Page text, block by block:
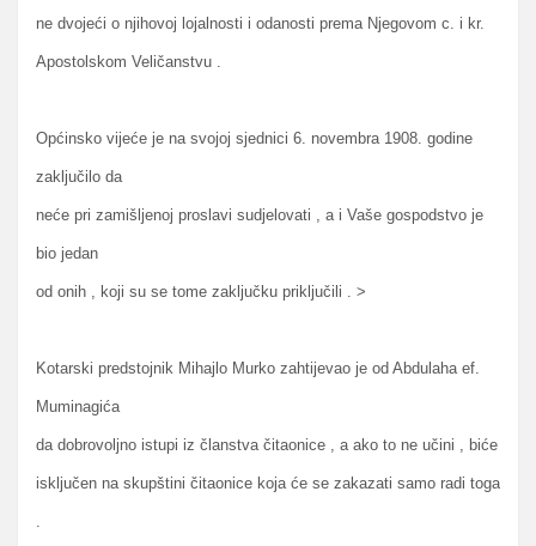
ne dvojeći o njihovoj lojalnosti i odanosti prema Njegovom c. i kr.
Apostolskom Veličanstvu .
Općinsko vijeće je na svojoj sjednici 6. novembra 1908. godine
zaključilo da
neće pri zamišljenoj proslavi sudjelovati , a i Vaše gospodstvo je
bio jedan
od onih , koji su se tome zaključku priključili . >
Kotarski predstojnik Mihajlo Murko zahtijevao je od Abdulaha ef.
Muminagića
da dobrovoljno istupi iz članstva čitaonice , a ako to ne učini , biće
isključen na skupštini čitaonice koja će se zakazati samo radi toga